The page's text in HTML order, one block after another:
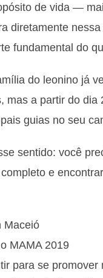
de vida —
diretamente
fundamental do
do leonino já
mas a partir do
guias no seu
sentido: você
e
Maceió
MAMA 2019
para se promover